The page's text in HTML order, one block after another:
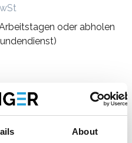
About
oder abholen
hinzufügen
hinzufügen